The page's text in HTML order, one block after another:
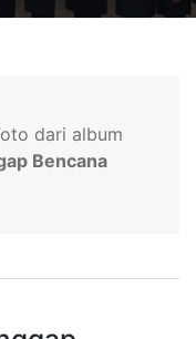
dari album
Bencana